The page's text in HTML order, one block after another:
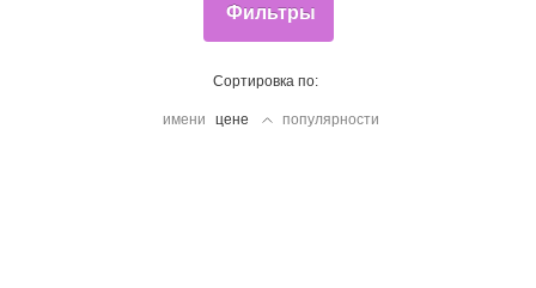
Фильтры
Сортировка по:
имени цене популярности